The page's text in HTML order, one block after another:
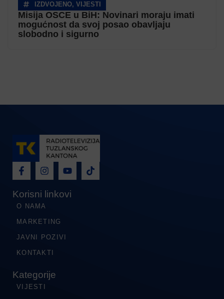
IZDVOJENO, VIJESTI
Misija OSCE u BiH: Novinari moraju imati
mogućnost da svoj posao obavljaju
slobodno i sigurno
Korisni linkovi
O NAMA
MARKETING
JAVNI POZIVI
KONTAKTI
Kategorije
VIJESTI